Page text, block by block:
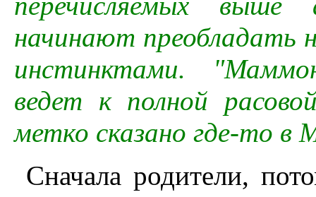
начинают преобладать
инстинктами.
ведет к полной
метко сказано где-то в
Сначала родители,